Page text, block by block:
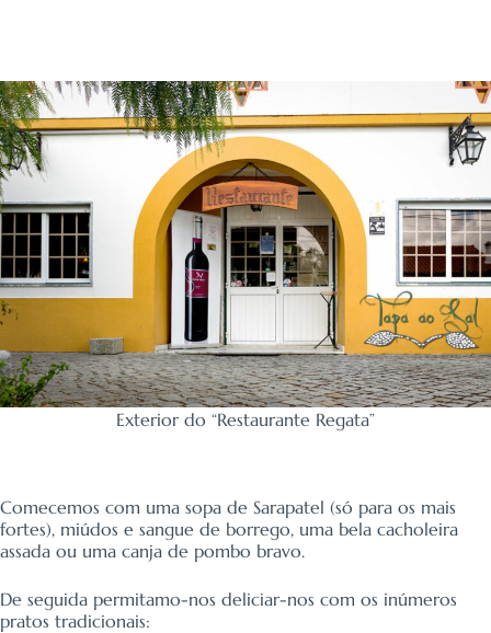
Exterior do “Restaurante Regata”
Comecemos com uma sopa de Sarapatel (só para os mais
fortes), miúdos e sangue de borrego, uma bela cacholeira
assada ou uma canja de pombo bravo.
De seguida permitamo-nos deliciar-nos com os inúmeros
pratos tradicionais: